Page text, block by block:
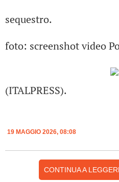
sequestro.
foto: screenshot video
(ITALPRESS).
19 MAGGIO 2026, 08:08
CONTINUA A